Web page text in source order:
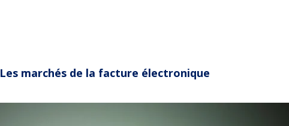
Les marchés de la facture électronique